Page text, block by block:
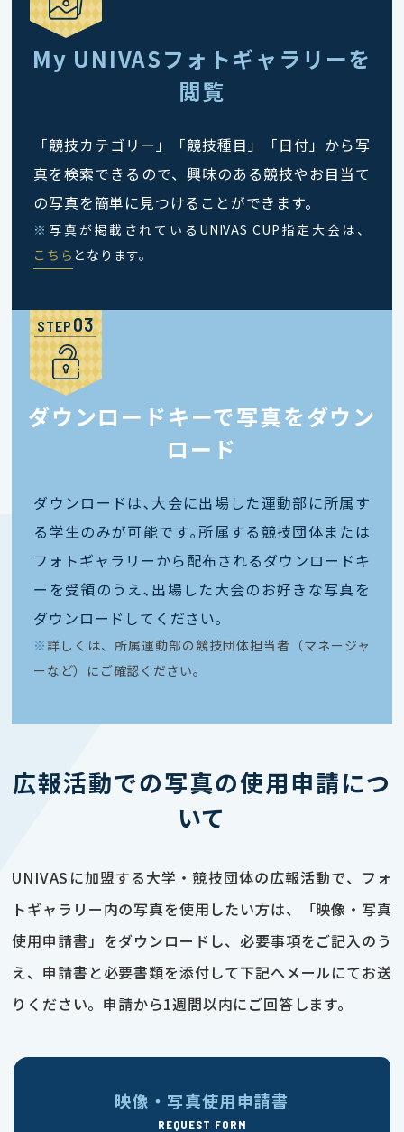
My UNIVASフォトギャラリーを
閲覧
「競技カテゴリー」「競技種目」「日付」から写
真を検索できるので、興味のある競技やお目当て
の写真を簡単に見つけることができます。
※ 写真が掲載されているUNIVAS CUP指定大会は、
こちら となります。
STEP
ダウンロードキーで写真をダウン
ロード
ダウンロードは､大会に出場した運動部に所属す
る学生のみが可能です｡所属する競技団体または
フォトギャラリーから配布されるダウンロードキ
ーを受領のうえ､出場した大会のお好きな写真を
ダウンロードしてください｡
※ 詳しくは、所属運動部の競技団体担当者（マネージャ
ーなど）にご確認ください。
広報活動での写真の使用申請につ
いて
UNIVASに加盟する大学・競技団体の広報活動で、フォ
トギャラリー内の写真を使用したい方は、「映像・写真
使用申請書」をダウンロードし、必要事項をご記入のう
え、申請書と必要書類を添付して下記へメールにてお送
りください。申請から1週間以内にご回答します。
映像・写真使用申請書
REQUEST FORM